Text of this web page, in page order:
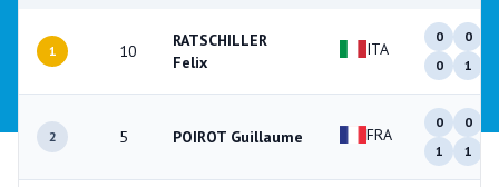
1 10
RATSCHILLER
Felix
ITA
0
0
0
1
2 5 POIROT Guillaume FRA
0
0
1
1